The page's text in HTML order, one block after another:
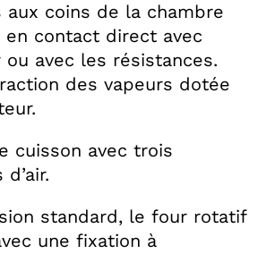
aux coins de la chambre
en contact direct avec
ou avec les résistances.
des vapeurs dotée
cuisson avec trois
standard, le four rotatif
une fixation à